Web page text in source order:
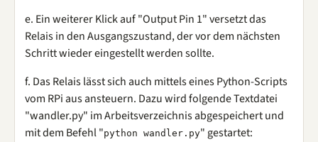
e. Ein weiterer Klick auf "Output Pin 1" versetzt das
Relais in den Ausgangszustand, der vor dem nächsten
Schritt wieder eingestellt werden sollte.
f. Das Relais lässt sich auch mittels eines Python-Scripts
vom RPi aus ansteuern. Dazu wird folgende Textdatei
"wandler.py" im Arbeitsverzeichnis abgespeichert und
mit dem Befehl "python wandler.py" gestartet: